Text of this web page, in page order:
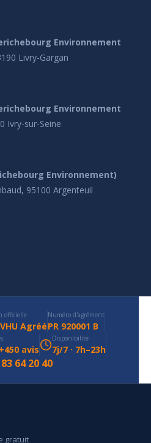
Environnement
Livry-Gargan
Environnement
Ivry-sur-Seine
Environnement)
95100 Argenteuil
officielle
Agréé
Numéro d'agrément
PR 920001 B
avis
Disponibilité
7j/7 · 7h–23h
64 20 40
gratuit